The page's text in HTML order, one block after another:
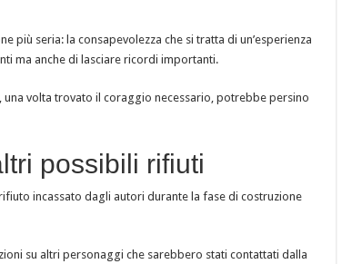
più seria: la consapevolezza che si tratta di un’esperienza
ma anche di lasciare ricordi importanti.
volta trovato il coraggio necessario, potrebbe persino
possibili rifiuti
incassato dagli autori durante la fase di costruzione
su altri personaggi che sarebbero stati contattati dalla